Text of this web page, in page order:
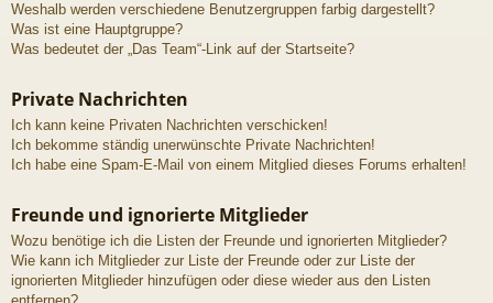
Weshalb werden verschiedene Benutzergruppen farbig dargestellt?
Was ist eine Hauptgruppe?
Was bedeutet der „Das Team“-Link auf der Startseite?
Private Nachrichten
Ich kann keine Privaten Nachrichten verschicken!
Ich bekomme ständig unerwünschte Private Nachrichten!
Ich habe eine Spam-E-Mail von einem Mitglied dieses Forums erhalten!
Freunde und ignorierte Mitglieder
Wozu benötige ich die Listen der Freunde und ignorierten Mitglieder?
Wie kann ich Mitglieder zur Liste der Freunde oder zur Liste der
ignorierten Mitglieder hinzufügen oder diese wieder aus den Listen